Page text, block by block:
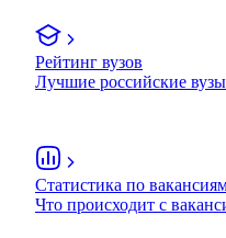
Рейтинг вузов
Лучшие российские
Статистика по
Что происходит с